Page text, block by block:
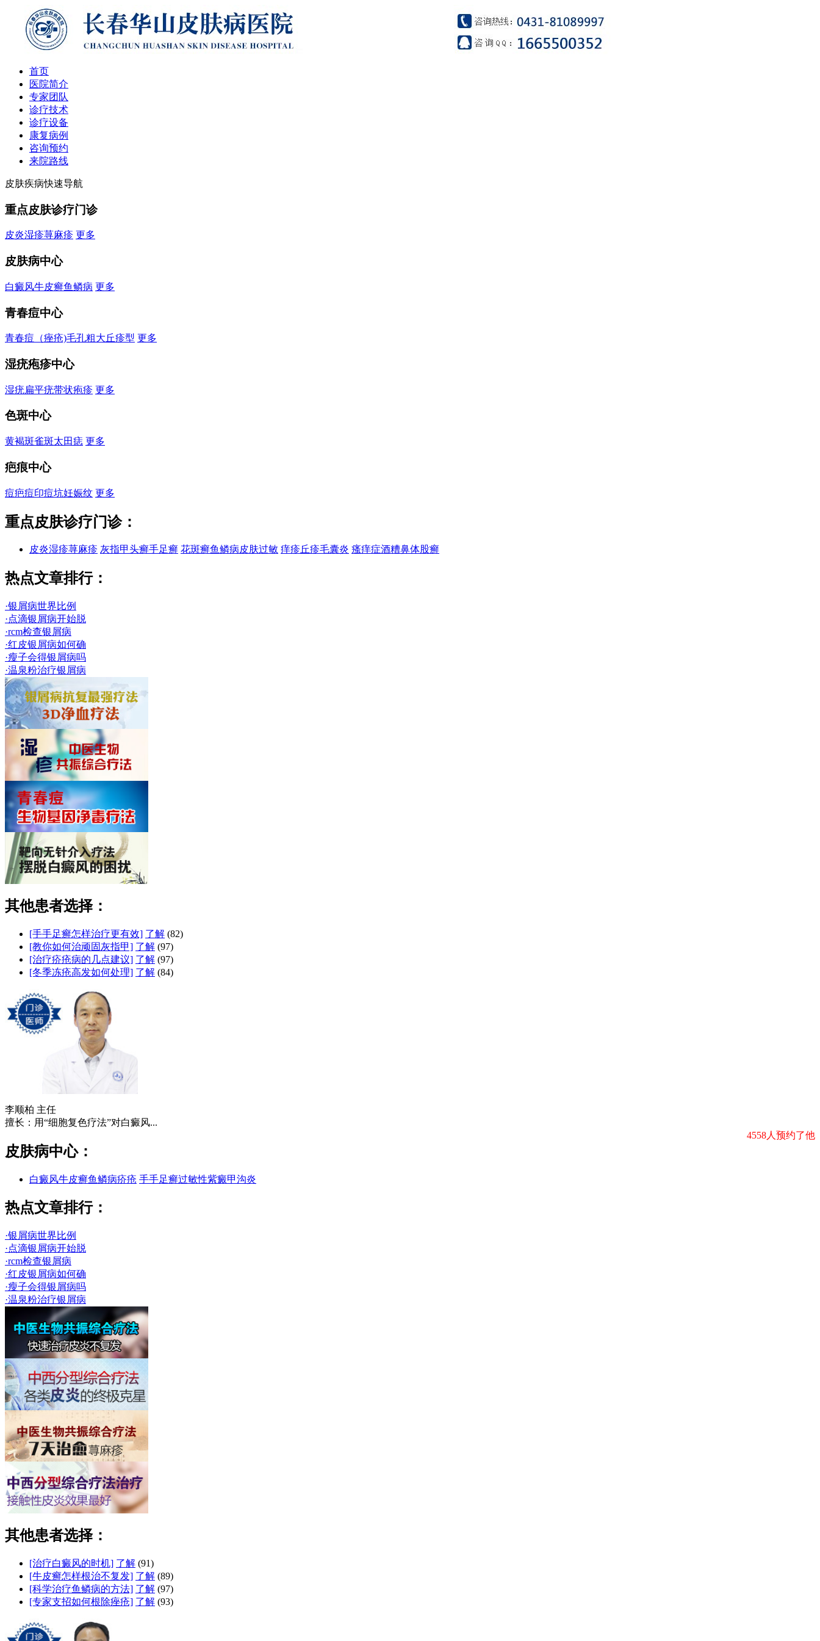
首页
医院简介
专家团队
诊疗技术
诊疗设备
康复病例
咨询预约
来院路线
皮肤疾病快速导航
重点皮肤诊疗门诊
皮炎湿疹荨麻疹 更多
皮肤病中心
白癜风牛皮癣鱼鳞病 更多
青春痘中心
青春痘（痤疮)毛孔粗大 丘疹型 更多
湿疣疱疹中心
湿疣扁平疣带状疱疹 更多
色斑中心
黄褐斑雀斑太田痣 更多
疤痕中心
痘疤痘印痘坑妊娠纹 更多
重点皮肤诊疗门诊：
皮炎湿疹荨麻疹 灰指甲头癣手足癣 花斑癣鱼鳞病皮肤过敏 痒疹 丘疹毛囊炎 瘙痒症酒糟鼻体股癣
热点文章排行：
·银屑病世界比例
·点滴银屑病开始脱
·rcm检查银屑病
·红皮银屑病如何确
·瘦子会得银屑病吗
·温泉粉治疗银屑病
其他患者选择：
[手手足癣怎样治疗更有效] 了解 (82)
[教你如何治顽固灰指甲] 了解 (97)
[治疗疥疮病的几点建议] 了解 (97)
[冬季冻疮高发如何处理] 了解 (84)
李顺柏 主任
擅长：用“细胞复色疗法”对白癜风...
4558人预约了他
皮肤病中心：
白癜风牛皮癣鱼鳞病疥疮 手手足癣过敏性紫癜甲沟炎
热点文章排行：
·银屑病世界比例
·点滴银屑病开始脱
·rcm检查银屑病
·红皮银屑病如何确
·瘦子会得银屑病吗
·温泉粉治疗银屑病
其他患者选择：
[治疗白癜风的时机] 了解 (91)
[牛皮癣怎样根治不复发] 了解 (89)
[科学治疗鱼鳞病的方法] 了解 (97)
[专家支招如何根除痤疮] 了解 (93)